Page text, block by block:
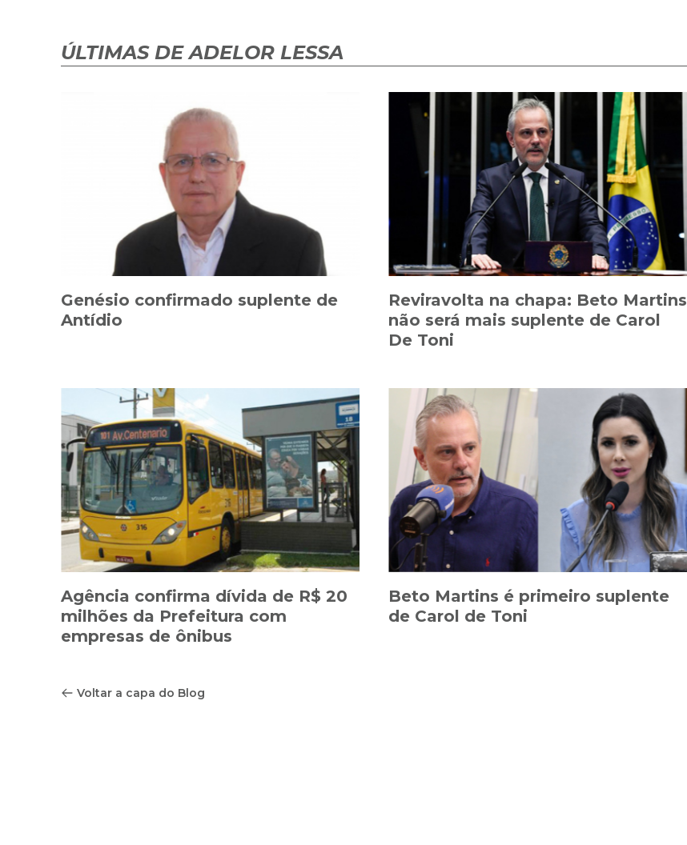
ÚLTIMAS DE ADELOR LESSA
Genésio confirmado suplente de
Antídio
Reviravolta na chapa: Beto Martins
não será mais suplente de Carol
De Toni
Agência confirma dívida de R$ 20
milhões da Prefeitura com
empresas de ônibus
Beto Martins é primeiro suplente
de Carol de Toni
Voltar a capa do Blog